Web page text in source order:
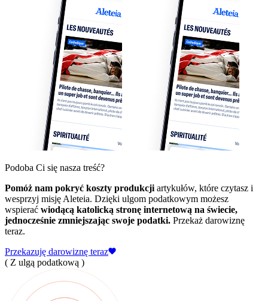
Podoba Ci się nasza treść?
Pomóż nam pokryć koszty produkcji artykułów, które czytasz i
wesprzyj misję Aleteia. Dzięki ulgom podatkowym możesz
wspierać wiodącą katolicką stronę internetową na świecie,
jednocześnie zmniejszając swoje podatki. Przekaż darowiznę
teraz.
Przekazuję darowiznę teraz
( Z ulgą podatkową )